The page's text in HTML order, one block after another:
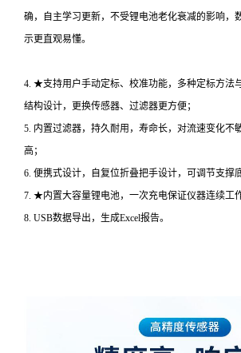
确，自主学习更新，不受锂电池老化衰减的影响，
示更直观易懂。
4. ★支持用户手动定标、校准功能，多种定标方法
结构设计，更换传感器、过滤器更方便；
5. 内置过滤器，持久耐用，寿命长，对流速变化不
高；
6. 便携式设计，自复位折叠把手设计，可调节支撑
7. ★内置大容量锂电池，一次充电保证仪器连续工
8. USB数据导出，生成Excel报告。